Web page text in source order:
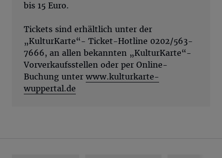
bis 15 Euro.
Tickets sind erhältlich unter der
„KulturKarte“- Ticket-Hotline 0202/563-
7666, an allen bekannten „KulturKarte“-
Vorverkaufsstellen oder per Online-
Buchung unter www.kulturkarte-
wuppertal.de